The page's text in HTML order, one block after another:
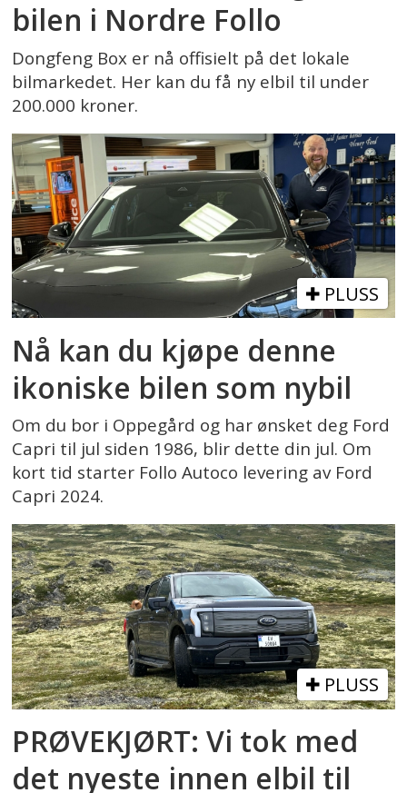
bilen i Nordre Follo
Dongfeng Box er nå offisielt på det lokale
bilmarkedet. Her kan du få ny elbil til under
200.000 kroner.
PLUSS
Nå kan du kjøpe denne
ikoniske bilen som nybil
Om du bor i Oppegård og har ønsket deg Ford
Capri til jul siden 1986, blir dette din jul. Om
kort tid starter Follo Autoco levering av Ford
Capri 2024.
PLUSS
PRØVEKJØRT: Vi tok med
det nyeste innen elbil til